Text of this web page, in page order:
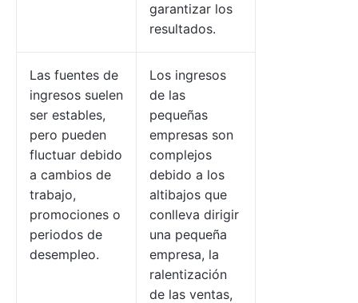
garantizar los
resultados.
Las fuentes de
ingresos suelen
ser estables,
pero pueden
fluctuar debido
a cambios de
trabajo,
promociones o
periodos de
desempleo.
Los ingresos
de las
pequeñas
empresas son
complejos
debido a los
altibajos que
conlleva dirigir
una pequeña
empresa, la
ralentización
de las ventas,